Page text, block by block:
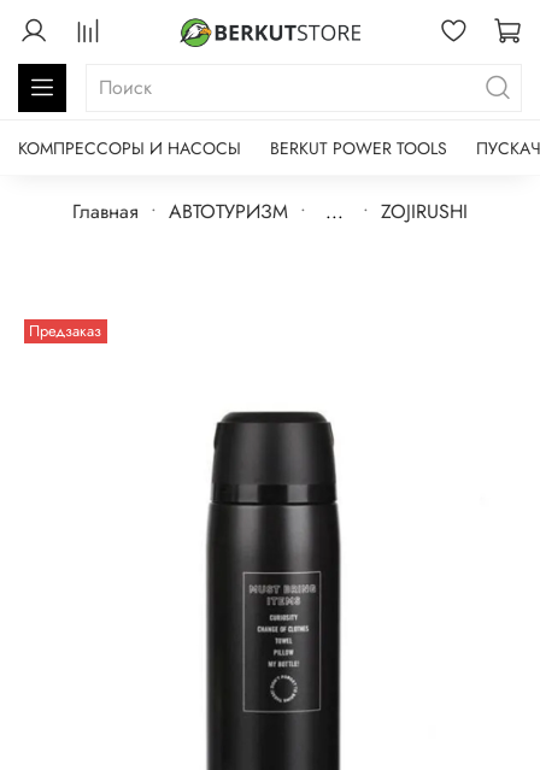
КОМПРЕССОРЫ И НАСОСЫ BERKUT POWER TOOLS
Главная АВТОТУРИЗМ ... ZOJIRUSHI
Предзаказ